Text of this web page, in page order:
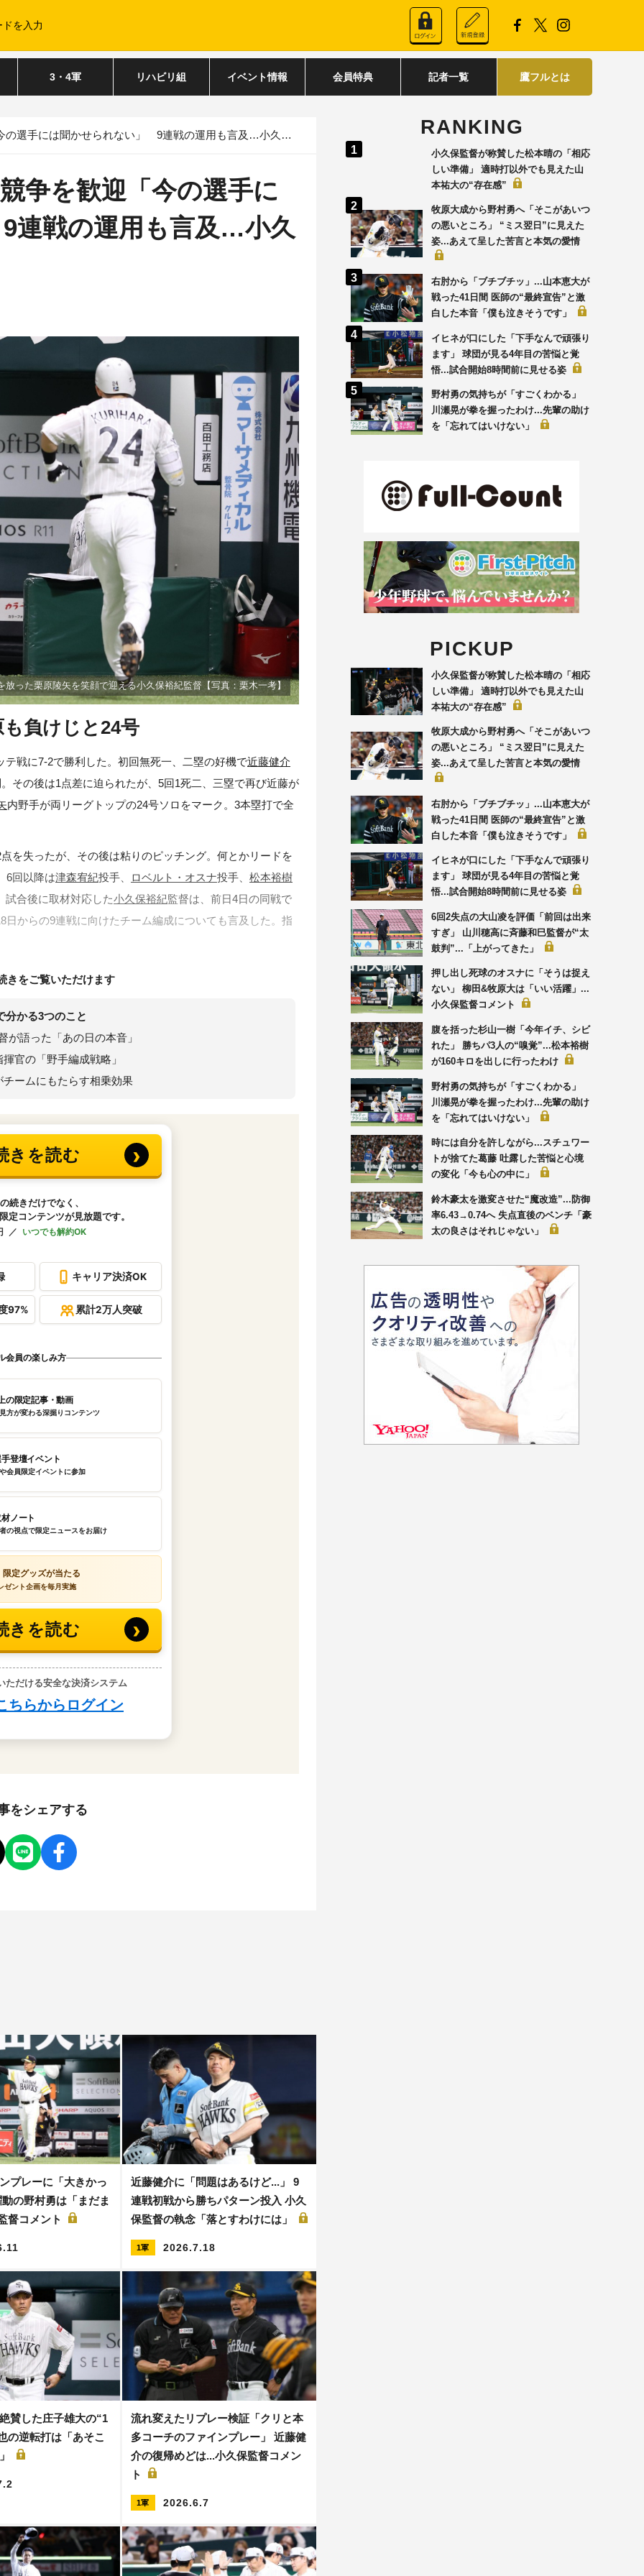
3・4軍 リハビリ組 イベント情報 会員特典 記者一覧 鷹フルとは
には聞かせられない」 9連戦の運用も言及…小久保監督コメント
争を歓迎「今の選手に
戦の運用も言及…小久
放った栗原陵矢を笑顔で迎える小久保裕紀監督【写真：栗木一考】
負けじと24号
戦に7-2で勝利した。初回無死一、二塁の好機で近藤健介
その後は1点差に迫られたが、5回1死二、三塁で再び近藤が
内野手が両リーグトップの24号ソロをマーク。3本塁打で全
を失ったが、その後は粘りのピッチング。何とかリードを
6回以降は津森宥紀投手、 ロベルト・オスナ投手、 松本裕樹
試合後に取材対応した小久保裕紀監督は、前日4日の同戦で
日からの9連戦に向けたチーム編成についても言及した。指
きをご覧いただけます
分かる3つのこと
が語った「あの日の本音」
官の「野手編成戦略」
ームにもたらす相乗効果
をシェアする
プレーに「大きかっ
の野村勇は「まだま
督コメント
近藤健介に「問題はあるけど...」 9
連戦初戦から勝ちパターン投入 小久
保監督の執念「落とすわけには」
1軍 2026.7.18
賛した庄子雄大の“1
の逆転打は「あそこ
流れ変えたリプレー検証「クリと本
多コーチのファインプレー」 近藤健
介の復帰めどは...小久保監督コメン
ト
1軍 2026.6.7
RANKING
小久保監督が称賛した松本晴の「相応
しい準備」 適時打以外でも見えた山
本祐大の“存在感”
牧原大成から野村勇へ「そこがあいつ
の悪いところ」 “ミス翌日”に見えた
姿...あえて呈した苦言と本気の愛情
右肘から「ブチブチッ」...山本恵大が
戦った41日間 医師の“最終宣告”と激
白した本音「僕も泣きそうです」
イヒネが口にした「下手なんで頑張り
ます」 球団が見る4年目の苦悩と覚
悟...試合開始8時間前に見せる姿
野村勇の気持ちが「すごくわかる」
川瀬晃が拳を握ったわけ...先輩の助け
を「忘れてはいけない」
PICKUP
小久保監督が称賛した松本晴の「相応
しい準備」 適時打以外でも見えた山
本祐大の“存在感”
牧原大成から野村勇へ「そこがあいつ
の悪いところ」 “ミス翌日”に見えた
姿...あえて呈した苦言と本気の愛情
右肘から「ブチブチッ」...山本恵大が
戦った41日間 医師の“最終宣告”と激
白した本音「僕も泣きそうです」
イヒネが口にした「下手なんで頑張り
ます」 球団が見る4年目の苦悩と覚
悟...試合開始8時間前に見せる姿
6回2失点の大山凌を評価「前回は出来
すぎ」 山川穂高に斉藤和巳監督が“太
鼓判”...「上がってきた」
押し出し死球のオスナに「そうは捉え
ない」 柳田&牧原大は「いい活躍」...
小久保監督コメント
腹を括った杉山一樹「今年イチ、シビ
れた」 勝ちパ3人の“嗅覚”...松本裕樹
が160キロを出しに行ったわけ
野村勇の気持ちが「すごくわかる」
川瀬晃が拳を握ったわけ...先輩の助け
を「忘れてはいけない」
時には自分を許しながら...スチュワー
トが捨てた葛藤 吐露した苦悩と心境
の変化「今も心の中に」
鈴木豪太を激変させた“魔改造”...防御
率6.43→0.74へ 失点直後のベンチ「豪
太の良さはそれじゃない」